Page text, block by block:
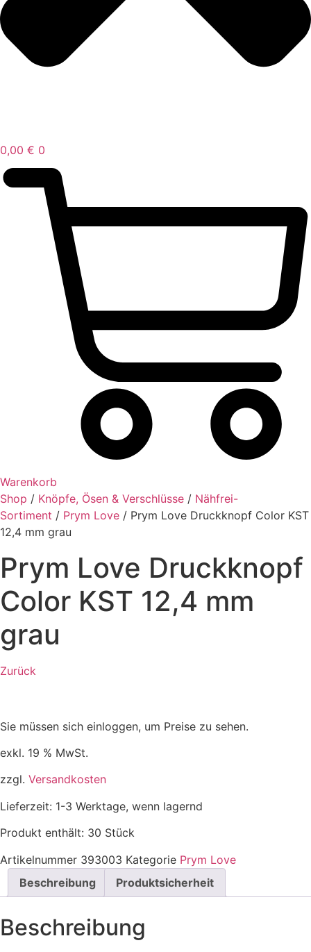
0,00 € 0
Warenkorb
Shop / Knöpfe, Ösen & Verschlüsse / Nähfrei-
Sortiment / Prym Love / Prym Love Druckknopf Color KST
12,4 mm grau
Prym Love Druckknopf
Color KST 12,4 mm
grau
Zurück
Sie müssen sich einloggen, um Preise zu sehen.
exkl. 19 % MwSt.
zzgl. Versandkosten
Lieferzeit: 1-3 Werktage, wenn lagernd
Produkt enthält: 30 Stück
Artikelnummer 393003 Kategorie Prym Love
Beschreibung
Produktsicherheit
Beschreibung